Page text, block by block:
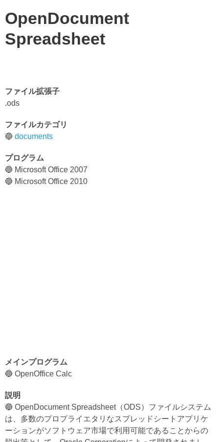
OpenDocument
Spreadsheet
ファイル拡張子
.ods
ファイルカテゴリ
🔵 documents
プログラム
🔵 Microsoft Office 2007
🔵 Microsoft Office 2010
メインプログラム
🔵 OpenOffice Calc
説明
🔵 OpenDocument Spreadsheet（ODS）ファイルシステム
は、多数のプロプライエタリなスプレッドシートアプリケ
ーションがソフトウェア市場で利用可能であることからの